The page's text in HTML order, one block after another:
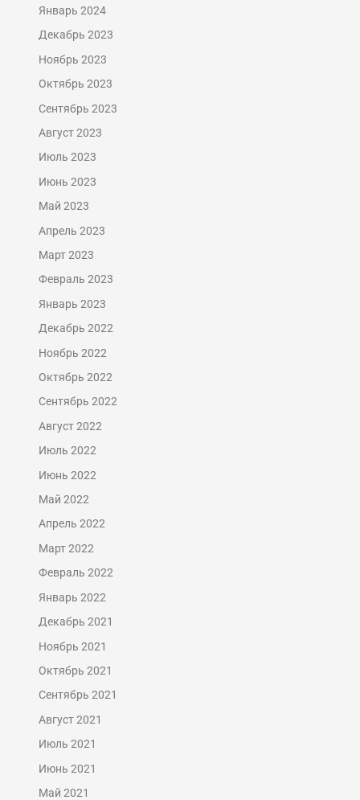
Январь 2024
Декабрь 2023
Ноябрь 2023
Октябрь 2023
Сентябрь 2023
Август 2023
Июль 2023
Июнь 2023
Май 2023
Апрель 2023
Март 2023
Февраль 2023
Январь 2023
Декабрь 2022
Ноябрь 2022
Октябрь 2022
Сентябрь 2022
Август 2022
Июль 2022
Июнь 2022
Май 2022
Апрель 2022
Март 2022
Февраль 2022
Январь 2022
Декабрь 2021
Ноябрь 2021
Октябрь 2021
Сентябрь 2021
Август 2021
Июль 2021
Июнь 2021
Май 2021